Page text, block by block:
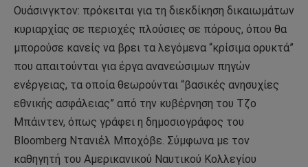
Ουάσινγκτον: πρόκειται για τη διεκδίκηση δικαιωμάτων
κυριαρχίας σε περιοχές πλούσιες σε πόρους, όπου θα
μπορούσε κανείς να βρει τα λεγόμενα “κρίσιμα ορυκτά”
που απαιτούνται για έργα ανανεώσιμων πηγών
ενέργειας, τα οποία θεωρούνται “βασικές ανησυχίες
εθνικής ασφάλειας” από την κυβέρνηση του Τζο
Μπάιντεν, όπως γράφει η δημοσιογράφος του
Bloomberg Ντανιέλ Μποχόβε. Σύμφωνα με τον
καθηγητή του Αμερικανικού Ναυτικού Κολλεγίου